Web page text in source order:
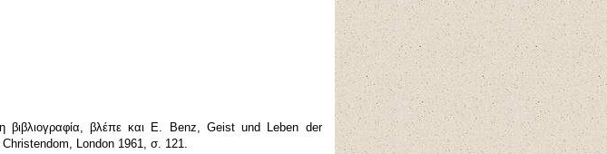
βλέπε και Ε. Benz, Geist und Leben der
hristendom, London 1961, σ. 121.